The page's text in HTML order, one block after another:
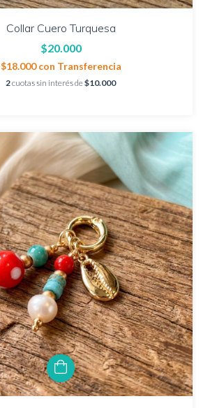
Collar Cuero Turquesa
$20.000
$18.000con Transferencia
2cuotas sin interés de$10.000